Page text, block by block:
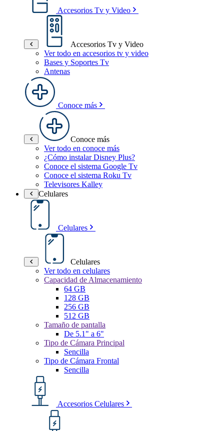
Accesorios Tv y Video
Accesorios Tv y Video
Ver todo en accesorios tv y video
Bases y Soportes Tv
Antenas
Conoce más
Conoce más
Ver todo en conoce más
¿Cómo instalar Disney Plus?
Conoce el sistema Google Tv
Conoce el sistema Roku Tv
Televisores Kalley
Celulares
Celulares
Celulares
Ver todo en celulares
Capacidad de Almacenamiento
64 GB
128 GB
256 GB
512 GB
Tamaño de pantalla
De 5.1" a 6"
Tipo de Cámara Principal
Sencilla
Tipo de Cámara Frontal
Sencilla
Accesorios Celulares